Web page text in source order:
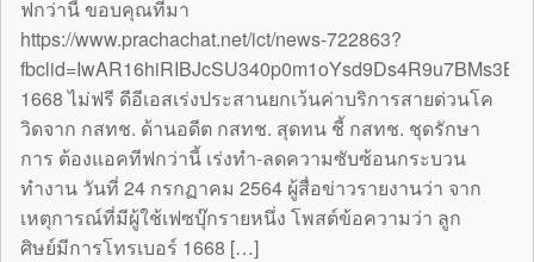
ฟกว่านี้ ขอบคุณที่มา
https://www.prachachat.net/ict/news-722863?
1668 ไม่ฟรี ดีอีเอสเร่งประสานยกเว้นค่าบริการสายด่วนโค
วิดจาก กสทช. ด้านอดีต กสทช. สุดทน ชี้ กสทช. ชุดรักษา
การ ต้องแอคทีฟกว่านี้ เร่งทำ-ลดความซับซ้อนกระบวน
ทำงาน วันที่ 24 กรกฏาคม 2564 ผู้สื่อข่าวรายงานว่า จาก
เหตุการณ์ที่มีผู้ใช้เฟซบุ๊กรายหนึ่ง โพสต์ข้อความว่า ลูก
ศิษย์มีการโทรเบอร์ 1668 […]